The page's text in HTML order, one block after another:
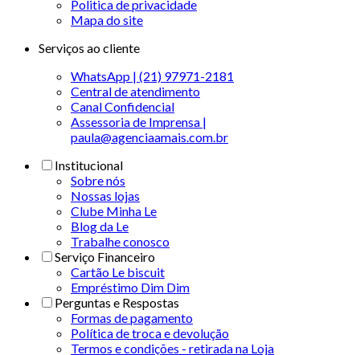
Politica de privacidade
Mapa do site
Serviços ao cliente
WhatsApp | (21) 97971-2181
Central de atendimento
Canal Confidencial
Assessoria de Imprensa |
paula@agenciaamais.com.br
Institucional
Sobre nós
Nossas lojas
Clube Minha Le
Blog da Le
Trabalhe conosco
Serviço Financeiro
Cartão Le biscuit
Empréstimo Dim Dim
Perguntas e Respostas
Formas de pagamento
Política de troca e devolução
Termos e condições - retirada na Loja